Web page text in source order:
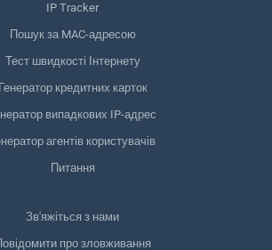
IP Tracker
Пошук за MAC-адресою
Тест швидкості Інтернету
Генератор кредитних карток
випадкових IP-адрес
агентів користувачів
Питання
Зв'яжіться з нами
про зловживання